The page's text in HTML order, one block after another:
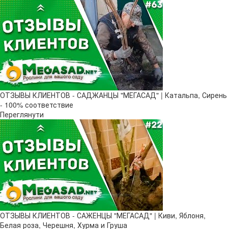
ОТЗЫВЫ КЛИЕНТОВ - САДЖАНЦЫ "МЕГАСАД" | Катальпа, Сирень
- 100% соответствие
Переглянути
ОТЗЫВЫ КЛИЕНТОВ - САЖЕНЦЫ "МЕГАСАД" | Киви, Яблоня,
Белая роза, Черешня, Хурма и Груша